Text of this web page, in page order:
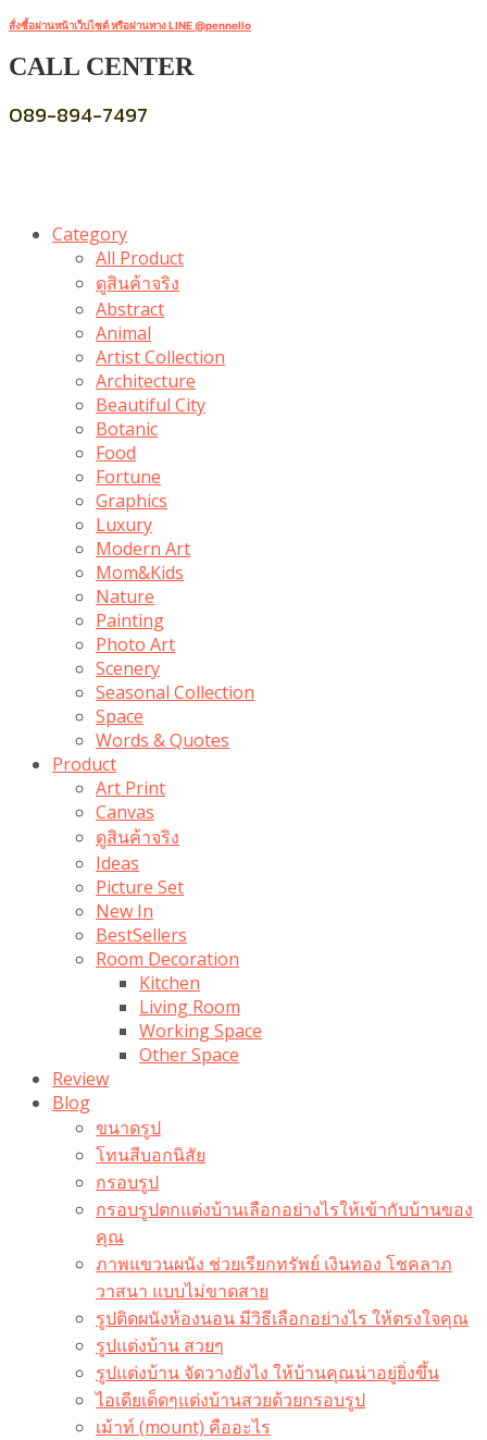
สั่งซื้อผ่านหน้าเว็บไซต์ หรือผ่านทาง LINE @pennello
CALL CENTER
089-894-7497
Category
All Product
ดูสินค้าจริง
Abstract
Animal
Artist Collection
Architecture
Beautiful City
Botanic
Food
Fortune
Graphics
Luxury
Modern Art
Mom&Kids
Nature
Painting
Photo Art
Scenery
Seasonal Collection
Space
Words & Quotes
Product
Art Print
Canvas
ดูสินค้าจริง
Ideas
Picture Set
New In
BestSellers
Room Decoration
Kitchen
Living Room
Working Space
Other Space
Review
Blog
ขนาดรูป
โทนสีบอกนิสัย
กรอบรูป
กรอบรูปตกแต่งบ้านเลือกอย่างไรให้เข้ากับบ้านของ
คุณ
ภาพแขวนผนัง ช่วยเรียกทรัพย์ เงินทอง โชคลาภ
วาสนา แบบไม่ขาดสาย
รูปติดผนังห้องนอน มีวิธีเลือกอย่างไร ให้ตรงใจคุณ
รูปแต่งบ้าน สวยๆ
รูปแต่งบ้าน จัดวางยังไง ให้บ้านคุณน่าอยู่ยิ่งขึ้น
ไอเดียเด็ดๆแต่งบ้านสวยด้วยกรอบรูป
เม้าท์ (mount) คืออะไร​